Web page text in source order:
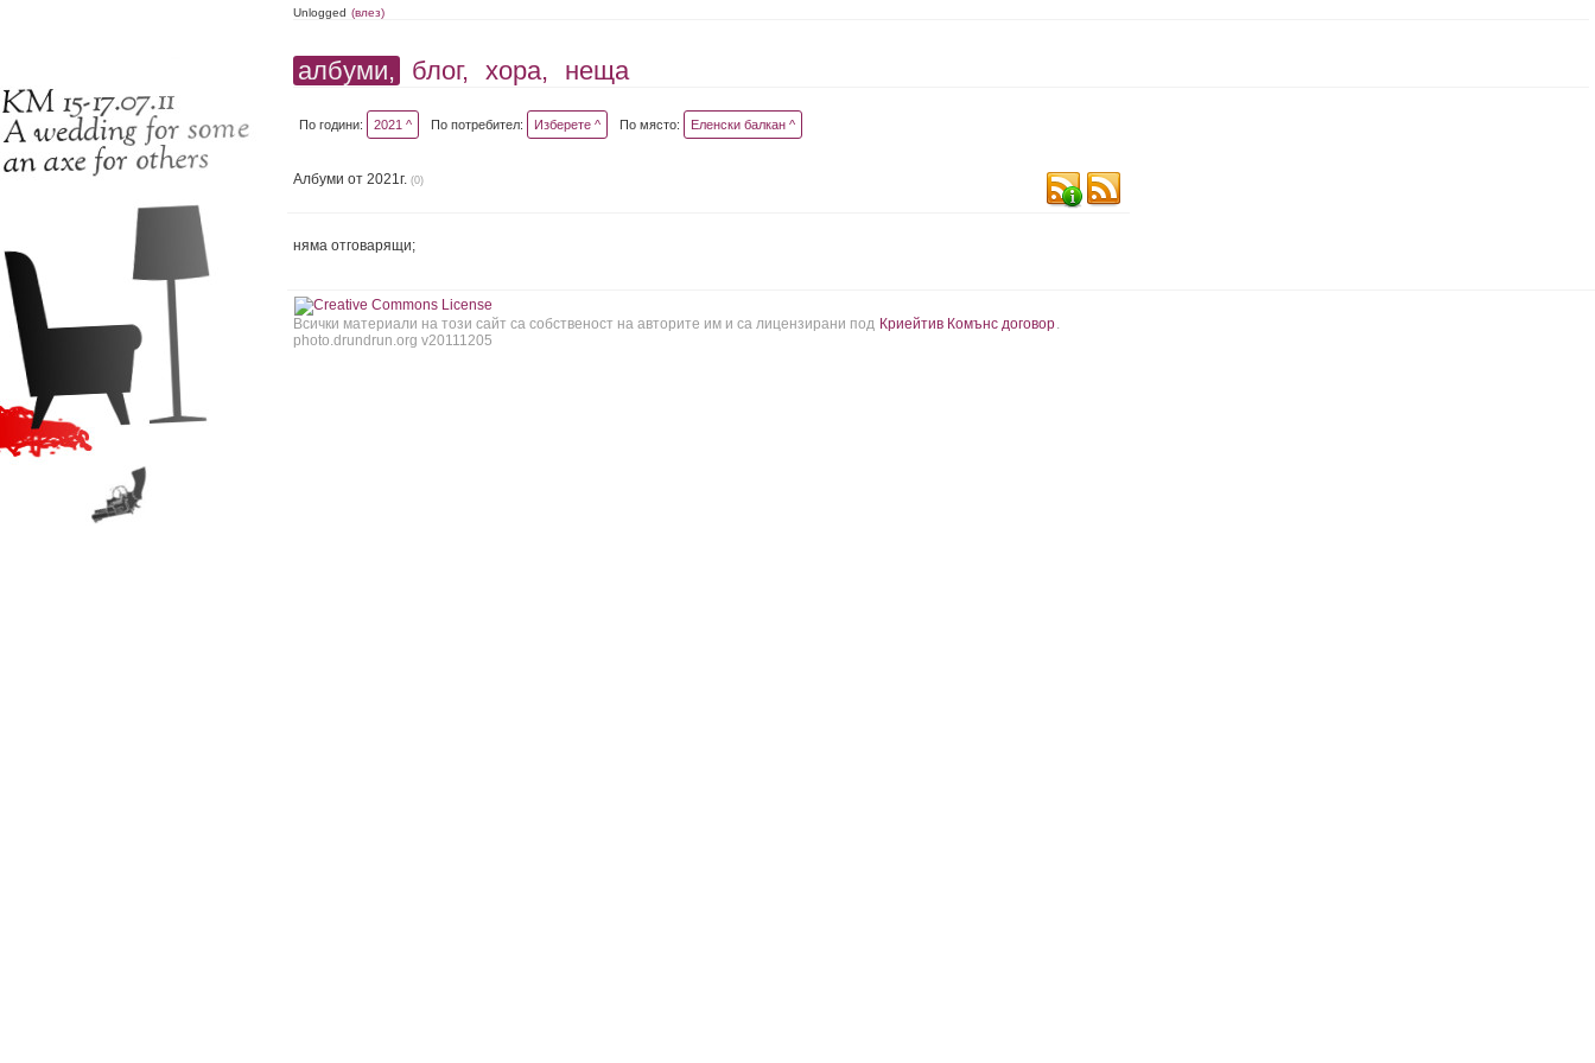
Unlogged (влез)
албуми, блог, хора, неща
По години: 2021 ^ По потребител: Изберете ^ По място: Еленски балкан ^
Албуми от 2021г. (0)
няма отговарящи;
Всички материали на този сайт са собственост на авторите им и са лицензирани под Криейтив Комънс договор.
photo.drundrun.org v20111205